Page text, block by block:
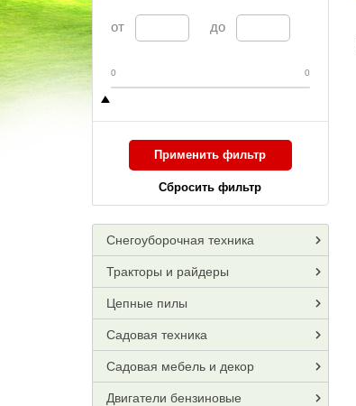
от до
0 0
Применить фильтр
Сбросить фильтр
Снегоуборочная техника
Тракторы и райдеры
Цепные пилы
Садовая техника
Садовая мебель и декор
Двигатели бензиновые